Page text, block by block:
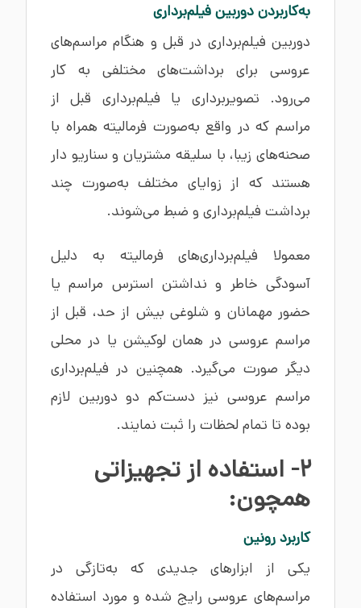
به‌کاربردن دوربین فیلم‌برداری
دوربین فیلم‌برداری در قبل و هنگام مراسم‌های
عروسی برای برداشت‌های مختلفی به کار
می‌رود. تصویربرداری یا فیلم‌برداری قبل از
مراسم که در واقع به‌صورت فرمالیته همراه با
صحنه‌های زیبا، با سلیقه مشتریان و سناریو دار
هستند که از زوایای مختلف به‌صورت چند
برداشت فیلم‌برداری و ضبط می‌شوند.
معمولا فیلم‌برداری‌های فرمالیته به دلیل
آسودگی خاطر و نداشتن استرس مراسم یا
حضور مهمانان و شلوغی بیش از حد، قبل از
مراسم عروسی در همان لوکیشن یا در محلی
دیگر صورت می‌گیرد. همچنین در فیلم‌برداری
مراسم عروسی نیز دست‌کم دو دوربین لازم
بوده تا تمام لحظات را ثبت نمایند.
2- استفاده از تجهیزاتی
همچون:
کاربرد رونین
یکی از ابزارهای جدیدی که به‌تازگی در
مراسم‌های عروسی رایج شده و مورد استفاده